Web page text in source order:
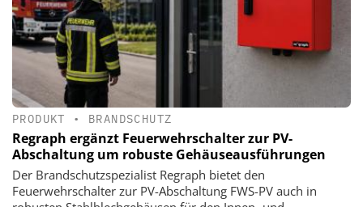
PRODUKT • BRANDSCHUTZ
Regraph ergänzt Feuerwehrschalter zur PV-
Abschaltung um robuste Gehäuseausführungen
Der Brandschutzspezialist Regraph bietet den
Feuerwehrschalter zur PV-Abschaltung FWS-PV auch in